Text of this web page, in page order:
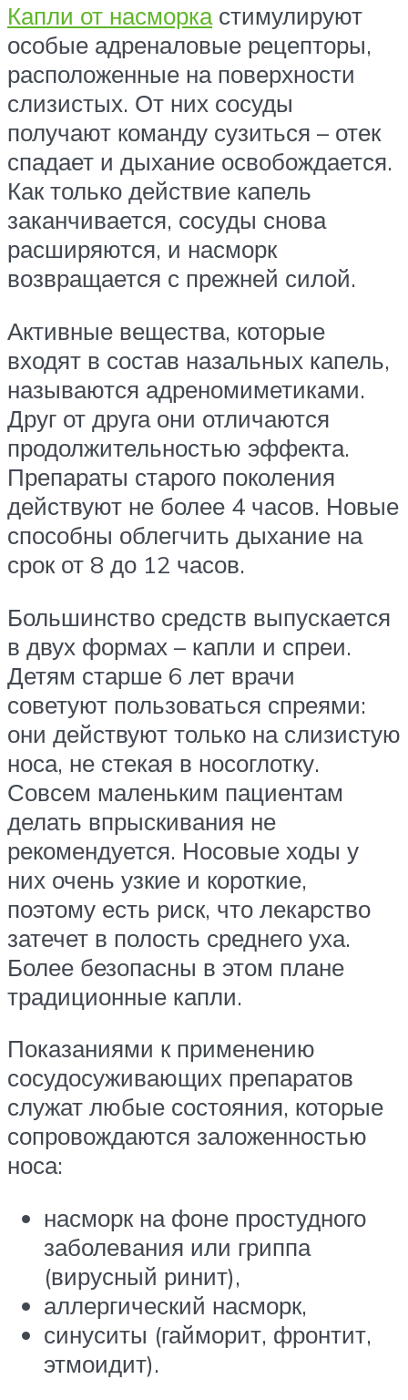
Капли от насморкастимулируют
особые адреналовые рецепторы,
расположенные на поверхности
слизистых. От них сосуды
получают команду сузиться – отек
спадает и дыхание освобождается.
Как только действие капель
заканчивается, сосуды снова
расширяются, и насморк
возвращается с прежней силой.
Активные вещества, которые
входят в состав назальных капель,
называются адреномиметиками.
Друг от друга они отличаются
продолжительностью эффекта.
Препараты старого поколения
действуют не более 4 часов. Новые
способны облегчить дыхание на
срок от 8 до 12 часов.
Большинство средств выпускается
в двух формах – капли и спреи.
Детям старше 6 лет врачи
советуют пользоваться спреями:
они действуют только на слизистую
носа, не стекая в носоглотку.
Совсем маленьким пациентам
делать впрыскивания не
рекомендуется. Носовые ходы у
них очень узкие и короткие,
поэтому есть риск, что лекарство
затечет в полость среднего уха.
Более безопасны в этом плане
традиционные капли.
Показаниями к применению
сосудосуживающих препаратов
служат любые состояния, которые
сопровождаются заложенностью
носа:
насморк на фоне простудного
заболевания или гриппа
(вирусный ринит),
аллергический насморк,
синуситы (гайморит, фронтит,
этмоидит).